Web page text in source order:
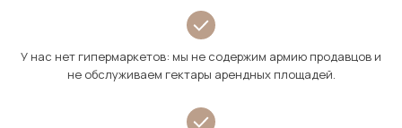
У нас нет гипермаркетов: мы не содержим армию продавцов и
не обслуживаем гектары арендных площадей.